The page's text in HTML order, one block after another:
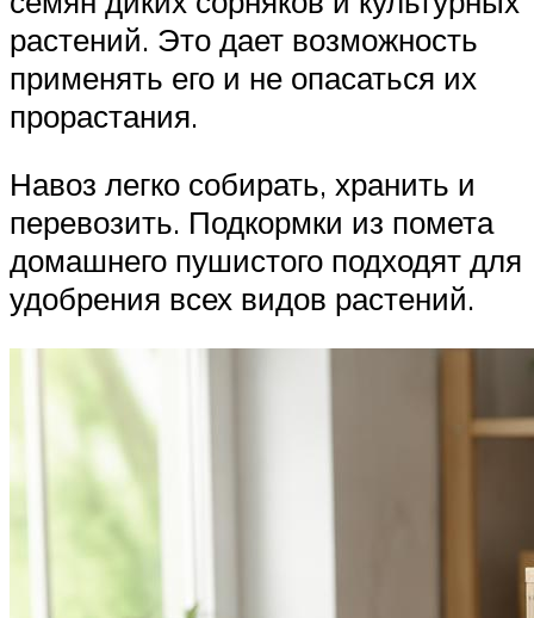
растений. Это дает возможность
применять его и не опасаться их
прорастания.
Навоз легко собирать, хранить и
перевозить. Подкормки из помета
домашнего пушистого подходят для
удобрения всех видов растений.